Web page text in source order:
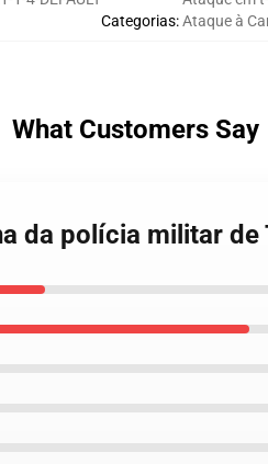
Categorias:Ataque à
What Customers Say
da polícia militar de